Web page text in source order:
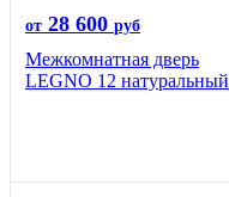
от 28 600 руб
Межкомнатная дверь
LEGNO 12 натуральный